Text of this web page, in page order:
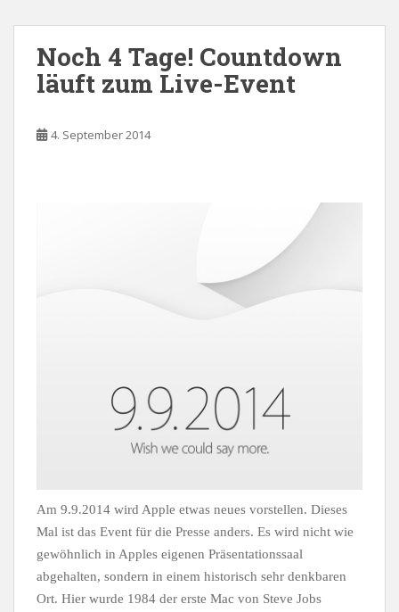
Noch 4 Tage! Countdown
läuft zum Live-Event
4. September 2014
Am 9.9.2014 wird Apple etwas neues vorstellen. Dieses
Mal ist das Event für die Presse anders. Es wird nicht wie
gewöhnlich in Apples eigenen Präsentationssaal
abgehalten, sondern in einem historisch sehr denkbaren
Ort. Hier wurde 1984 der erste Mac von Steve Jobs